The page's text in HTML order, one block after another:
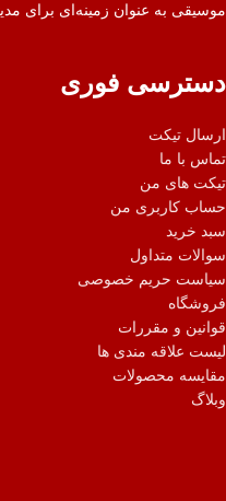
موسیقی به عنوان زمینه‌ای برای
دسترسی فوری
ارسال تیکت
تماس با ما
تیکت های من
حساب کاربری من
سبد خرید
سوالات متداول
سیاست حریم خصوصی
فروشگاه
قوانین و مقررات
لیست علاقه مندی ها
مقایسه محصولات
وبلاگ